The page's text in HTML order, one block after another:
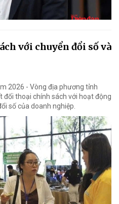
với chuyển đổi số và
2026 - Vòng địa phương tỉnh
đối thoại chính sách với hoạt động
số của doanh nghiệp.